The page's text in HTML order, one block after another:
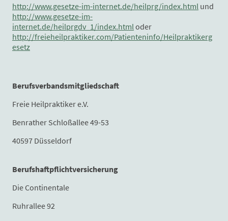
http://www.gesetze-im-internet.de/heilprg/index.html und
http://www.gesetze-im-
internet.de/heilprgdv_1/index.html oder
http://freieheilpraktiker.com/Patienteninfo/Heilpraktikerg
esetz
Berufsverbandsmitgliedschaft
Freie Heilpraktiker e.V.
Benrather Schloßallee 49-53
40597 Düsseldorf
Berufshaftpflichtversicherung
Die Continentale
Ruhrallee 92